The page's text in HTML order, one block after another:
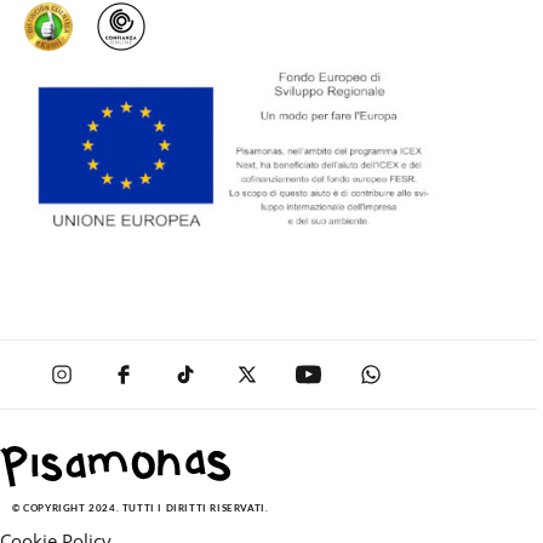
© COPYRIGHT 2024. TUTTI I DIRITTI RISERVATI.